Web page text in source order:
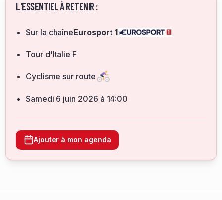
L'ESSENTIEL À RETENIR :
Sur la chaîneEurosport 1
Tour d'Italie F
Cyclisme sur route
samedi 6 juin 2026 à 14:00
Ajouter à mon agenda